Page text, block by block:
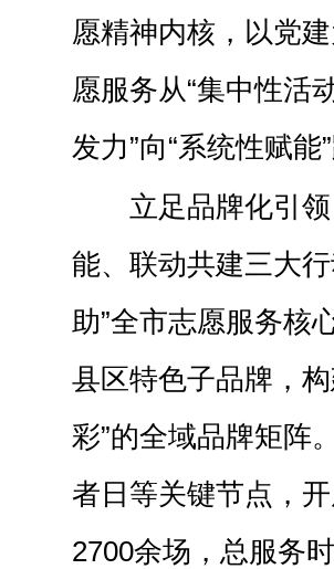
愿精神内核，以党
愿服务从“集中性活
发力”向“系统性赋能”
立足品牌化引
能、联动共建三大
助”全市志愿服务核
县区特色子品牌，
彩”的全域品牌矩阵
者日等关键节点，
2700余场，总服务